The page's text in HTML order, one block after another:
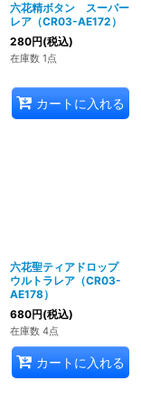
六花精ボタン スーパー
レア（CR03-AE172）
280円(税込)
在庫数 1点
カートに入れる
六花聖ティアドロップ
ウルトラレア（CR03-
AE178）
680円(税込)
在庫数 4点
カートに入れる